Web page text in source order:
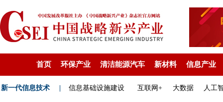
首页 环保产业 清洁能源汽车 新材料 信息产业
新一代信息技术 信息基础设施建设 互联网+ 大数据 人工